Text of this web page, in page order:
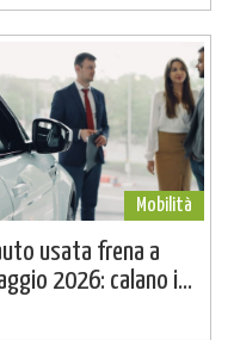
Mobilità
usata frena a
2026: calano i...